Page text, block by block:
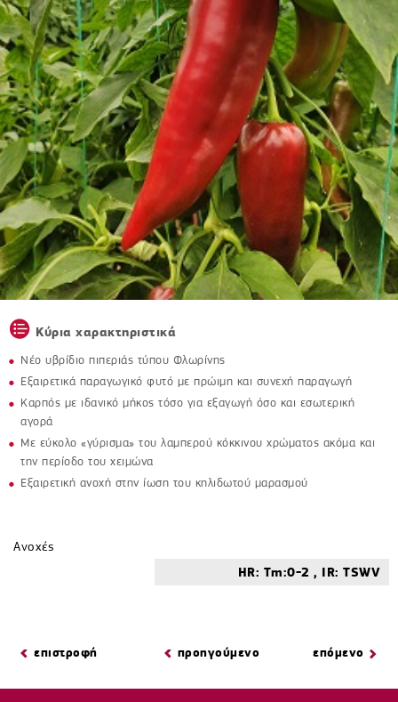
Κύρια χαρακτηριστικά
Νέο υβρίδιο πιπεριάς τύπου Φλωρίνης
Εξαιρετικά παραγωγικό φυτό με πρώιμη και συνεχή παραγωγή
Καρπός με ιδανικό μήκος τόσο για εξαγωγή όσο και εσωτερική
αγορά
Με εύκολο «γύρισμα» του λαμπερού κόκκινου χρώματος ακόμα και
την περίοδο του χειμώνα
Εξαιρετική ανοχή στην ίωση του κηλιδωτού μαρασμού
Ανοχές
HR: Tm:0-2 , IR: TSWV
επιστροφή επόμενο
προηγούμενο